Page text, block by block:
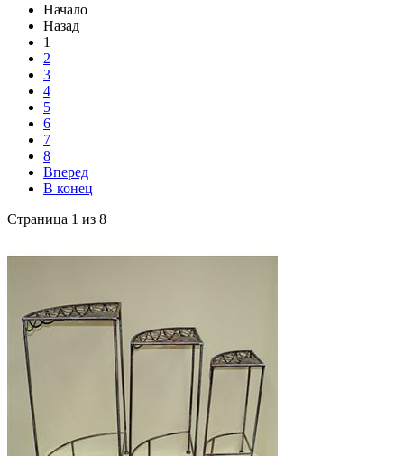
Начало
Назад
1
2
3
4
5
6
7
8
Вперед
В конец
Страница 1 из 8